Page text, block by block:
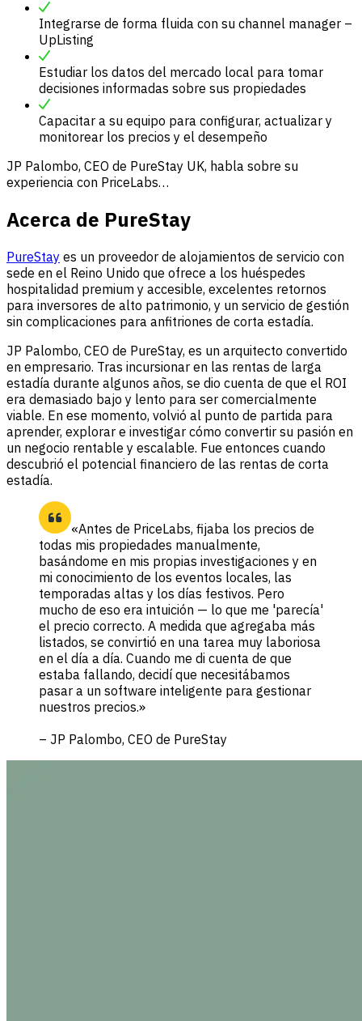
Integrarse de forma fluida con su channel manager –
UpListing
Estudiar los datos del mercado local para tomar
decisiones informadas sobre sus propiedades
Capacitar a su equipo para configurar, actualizar y
monitorear los precios y el desempeño
JP Palombo, CEO de PureStay UK, habla sobre su
experiencia con PriceLabs…
Acerca de PureStay
PureStay es un proveedor de alojamientos de servicio con
sede en el Reino Unido que ofrece a los huéspedes
hospitalidad premium y accesible, excelentes retornos
para inversores de alto patrimonio, y un servicio de gestión
sin complicaciones para anfitriones de corta estadía.
JP Palombo, CEO de PureStay, es un arquitecto convertido
en empresario. Tras incursionar en las rentas de larga
estadía durante algunos años, se dio cuenta de que el ROI
era demasiado bajo y lento para ser comercialmente
viable. En ese momento, volvió al punto de partida para
aprender, explorar e investigar cómo convertir su pasión en
un negocio rentable y escalable. Fue entonces cuando
descubrió el potencial financiero de las rentas de corta
estadía.
«Antes de PriceLabs, fijaba los precios de
todas mis propiedades manualmente,
basándome en mis propias investigaciones y en
mi conocimiento de los eventos locales, las
temporadas altas y los días festivos. Pero
mucho de eso era intuición — lo que me 'parecía'
el precio correcto. A medida que agregaba más
listados, se convirtió en una tarea muy laboriosa
en el día a día. Cuando me di cuenta de que
estaba fallando, decidí que necesitábamos
pasar a un software inteligente para gestionar
nuestros precios.»
– JP Palombo, CEO de PureStay